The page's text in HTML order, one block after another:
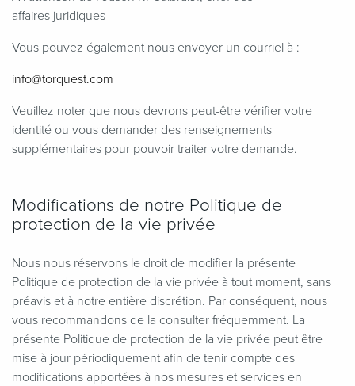
affaires juridiques
Vous pouvez également nous envoyer un courriel à :
info@​torquest.​com
Veuillez noter que nous devrons peut-être vérifier votre
identité ou vous demander des renseignements
supplémentaires pour pouvoir traiter votre demande.
Modifications de notre Politique de
protection de la vie privée
Nous nous réservons le droit de modifier la présente
Politique de protection de la vie privée à tout moment, sans
préavis et à notre entière discrétion. Par conséquent, nous
vous recommandons de la consulter fréquemment. La
présente Politique de protection de la vie privée peut être
mise à jour périodiquement afin de tenir compte des
modifications apportées à nos mesures et services en